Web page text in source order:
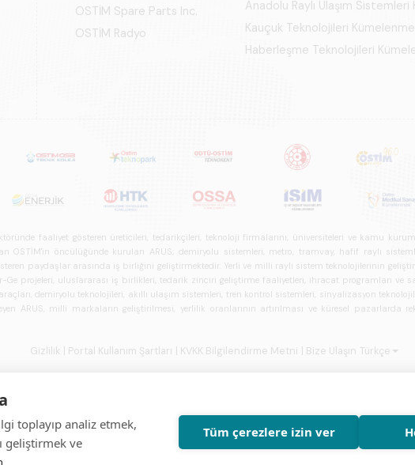
kapsamlı biçimde ele alan bir referans çalışmasıdır.
OSTİM Spare Parts Inc.
OSTİM Radyo
Anadolu Raylı Ulaşım
Kauçuk Teknolojileri
Haberleşme Teknolojileri
faaliyet gösteren üreticileri, tedarikçileri, teknoloji firmalarını, üniversiteleri ve kamu
öncülüğünde kurulan ARUS; demiryolu sistemleri, metro, tramvay, hafif raylı
paydaşlar arasında iş birliğini geliştirmektedir. Yerli ve milli raylı sistem teknolojilerinin
projeleri, uluslararası iş birlikleri, tedarik zinciri geliştirme faaliyetleri, ihracat programları ve
demiryolu teknolojileri, akıllı ulaşım sistemleri, tren kontrol sistemleri, sinyalizasyon
ARUS, milli markaların geliştirilmesi, yerlilik oranlarının artırılması ve küresel pazarlarda
Gizlilik | Portal Kullanım Şartları | KVKK Bilgilendirme Metni | Bize Ulaşın Türkçe
toplayıp analiz etmek,
geliştirmek ve
Tüm çerezlere izin ver